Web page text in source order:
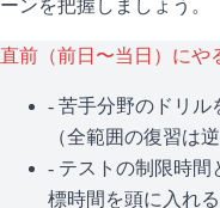
ーンを把握しましょう。
直前（前日〜当日）にや
- 苦手分野のドリル
（全範囲の復習は逆
- テストの制限時間
標時間を頭に入れる